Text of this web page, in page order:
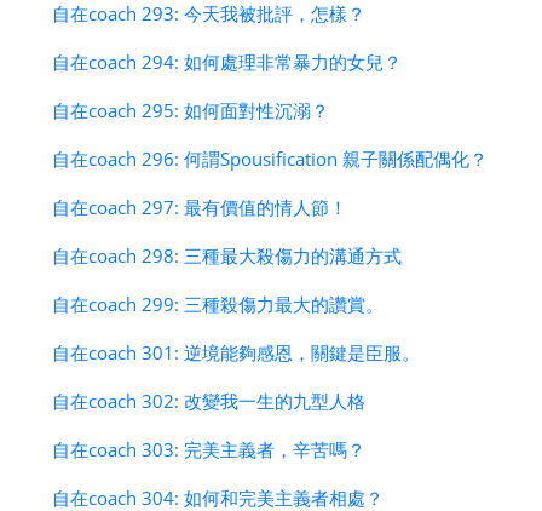
自在coach 293: 今天我被批評，怎樣？
自在coach 294: 如何處理非常暴力的女兒？
自在coach 295: 如何面對性沉溺？
自在coach 296: 何謂Spousification 親子關係配偶化？
自在coach 297: 最有價值的情人節！
自在coach 298: 三種最大殺傷力的溝通方式
自在coach 299: 三種殺傷力最大的讚賞。
自在coach 301: 逆境能夠感恩，關鍵是臣服。
自在coach 302: 改變我一生的九型人格
自在coach 303: 完美主義者，辛苦嗎？
自在coach 304: 如何和完美主義者相處？